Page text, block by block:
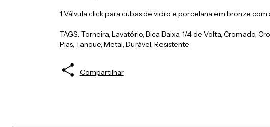
1 Válvula click para cubas de vidro e porcelana em bronze
TAGS: Torneira, Lavatório, Bica Baixa, 1/4 de Volta, Cromado,
Pias, Tanque, Metal, Durável, Resistente
Compartilhar